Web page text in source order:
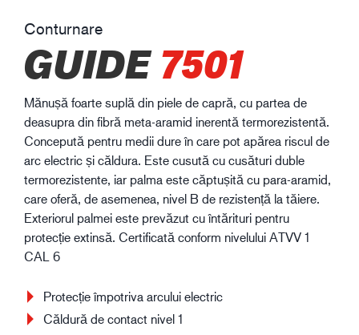
Conturnare
GUIDE7501
Mănușă foarte suplă din piele de capră, cu partea de
deasupra din fibră meta-aramid inerentă termorezistentă.
Concepută pentru medii dure în care pot apărea riscul de
arc electric și căldura. Este cusută cu cusături duble
termorezistente, iar palma este căptușită cu para-aramid,
care oferă, de asemenea, nivel B de rezistență la tăiere.
Exteriorul palmei este prevăzut cu întărituri pentru
protecție extinsă. Certificată conform nivelului ATVV 1
CAL 6
Protecție împotriva arcului electric
Căldură de contact nivel 1